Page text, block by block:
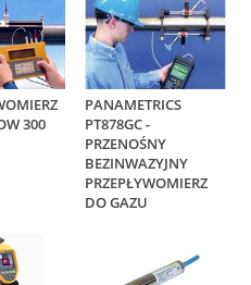
300
PANAMETRICS
PT878GC -
PRZENOŚNY
BEZINWAZYJNY
PRZEPŁYWOMIERZ
DO GAZU